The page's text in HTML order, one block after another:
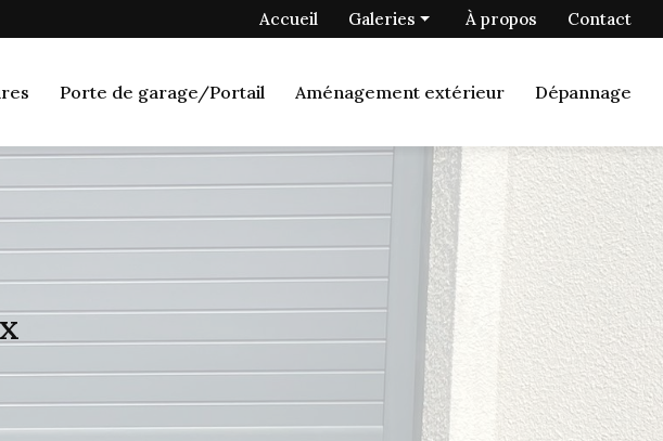
Navigation secondaireAccueil
Galeries
Fermetures
Aménagement extérieur
À propos Contact
Porte de garage/Portail Aménagement extérieur Dépannage